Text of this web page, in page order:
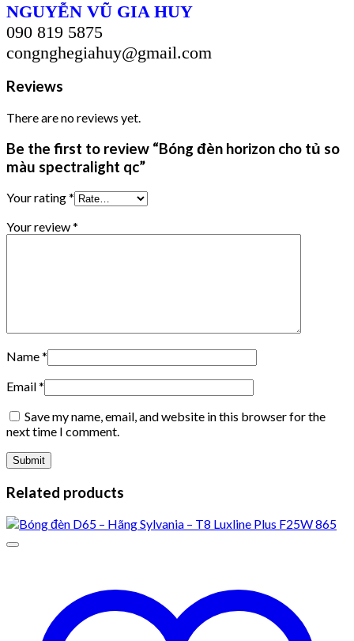
NGUYỄN VŨ GIA HUY
090 819 5875
congnghegiahuy@gmail.com
Reviews
There are no reviews yet.
Be the first to review “Bóng đèn horizon cho tủ so
màu spectralight qc”
Your rating*
Your review*
Name*
Email*
Save my name, email, and website in this browser for the
next time I comment.
Related products